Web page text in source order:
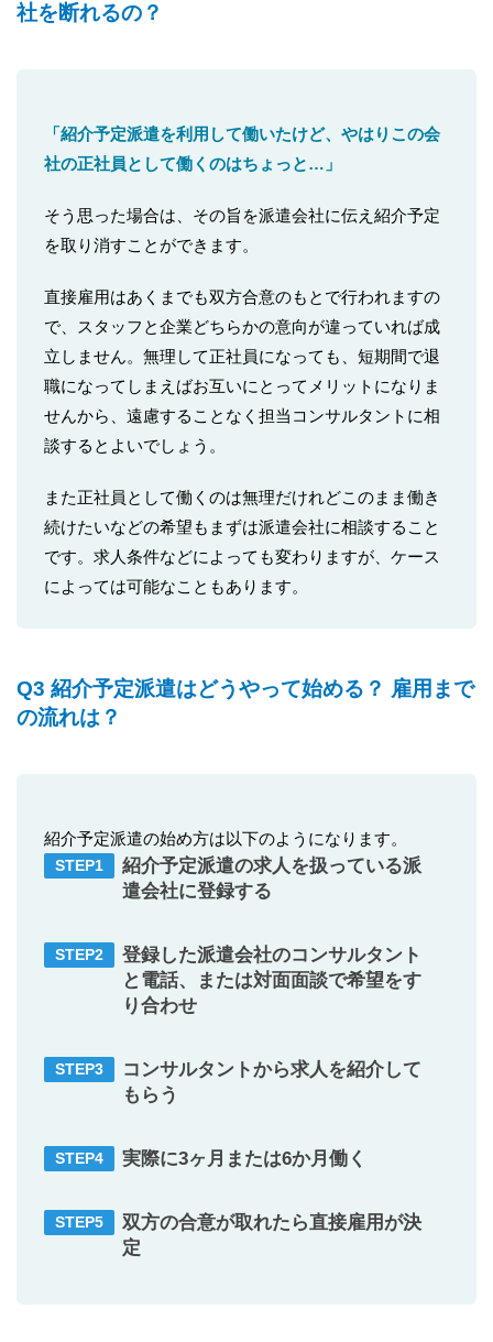
社を断れるの？
「紹介予定派遣を利用して働いたけど、やはりこの会
社の正社員として働くのはちょっと…」
そう思った場合は、その旨を派遣会社に伝え紹介予定
を取り消すことができます。
直接雇用はあくまでも双方合意のもとで行われますの
で、スタッフと企業どちらかの意向が違っていれば成
立しません。無理して正社員になっても、短期間で退
職になってしまえばお互いにとってメリットになりま
せんから、遠慮することなく担当コンサルタントに相
談するとよいでしょう。
また正社員として働くのは無理だけれどこのまま働き
続けたいなどの希望もまずは派遣会社に相談すること
です。求人条件などによっても変わりますが、ケース
によっては可能なこともあります。
Q3 紹介予定派遣はどうやって始める？ 雇用まで
の流れは？
紹介予定派遣の始め方は以下のようになります。
紹介予定派遣の求人を扱っている派
遣会社に登録する
登録した派遣会社のコンサルタント
と電話、または対面面談で希望をす
り合わせ
コンサルタントから求人を紹介して
もらう
実際に3ヶ月または6か月働く
双方の合意が取れたら直接雇用が決
定